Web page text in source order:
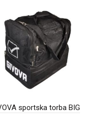
sportska torba BIG